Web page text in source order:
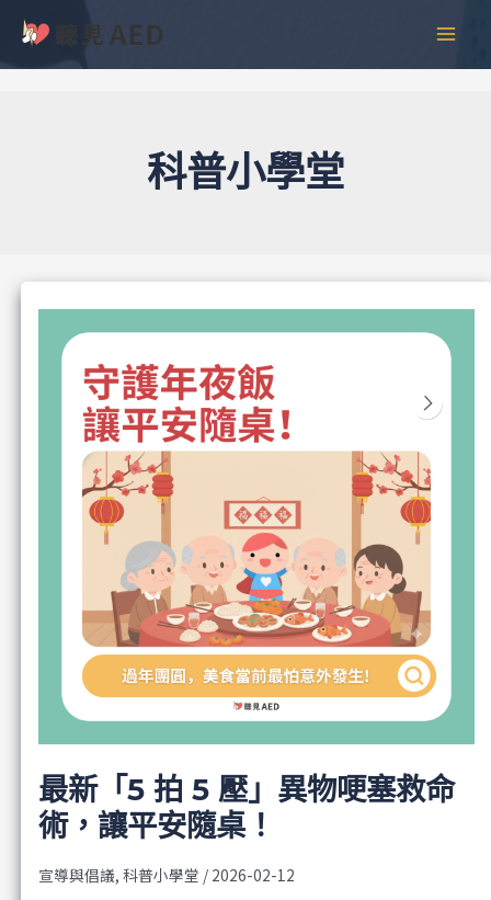
主
科普小學堂
最新「5 拍 5 壓」異物哽塞救命
術，讓平安隨桌！
宣導與倡議,科普小學堂 / 2026-02-12
文
章
分
彙
整